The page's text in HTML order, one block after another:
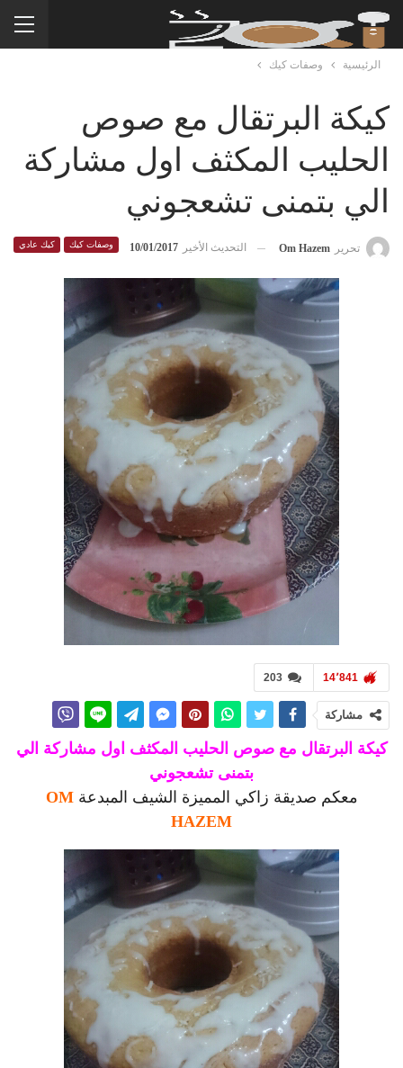
الرئيسية وصفات كيك
كيكة البرتقال مع صوص
الحليب المكثف اول مشاركة
الي بتمنى تشعجوني
وصفات كيك كيك عادي تحرير Om Hazem التحديث الأخير 10/01/2017
203 14٬841
مشاركة
كيكة البرتقال مع صوص الحليب المكثف اول مشاركة الي
بتمنى تشعجوني
معكم صديقة زاكي المميزة الشيف المبدعةOM
HAZEM